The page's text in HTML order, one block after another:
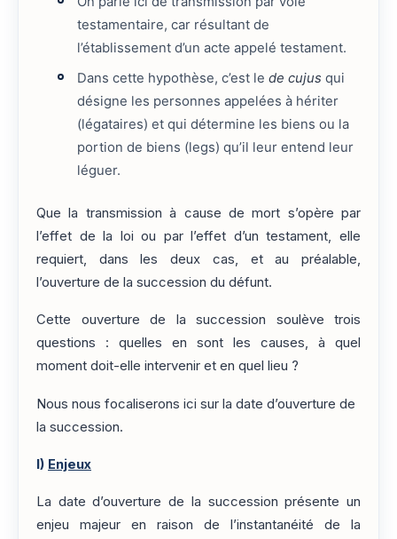
testamentaire, car résultant de
l’établissement d’un acte appelé testament.
Dans cette hypothèse, c’est lede cujus qui
désigne les personnes appelées à hériter
(légataires) et qui détermine les biens ou la
portion de biens (legs) qu’il leur entend leur
léguer.
Que la transmission à cause de mort s’opère par
l’effet de la loi ou par l’effet d’un testament, elle
requiert, dans les deux cas, et au préalable,
l’ouverture de la succession du défunt.
Cette ouverture de la succession soulève trois
questions : quelles en sont les causes, à quel
moment doit-elle intervenir et en quel lieu ?
Nous nous focaliserons ici sur la date d’ouverture de
la succession.
I) Enjeux
La date d’ouverture de la succession présente un
enjeu majeur en raison de l’instantanéité de la